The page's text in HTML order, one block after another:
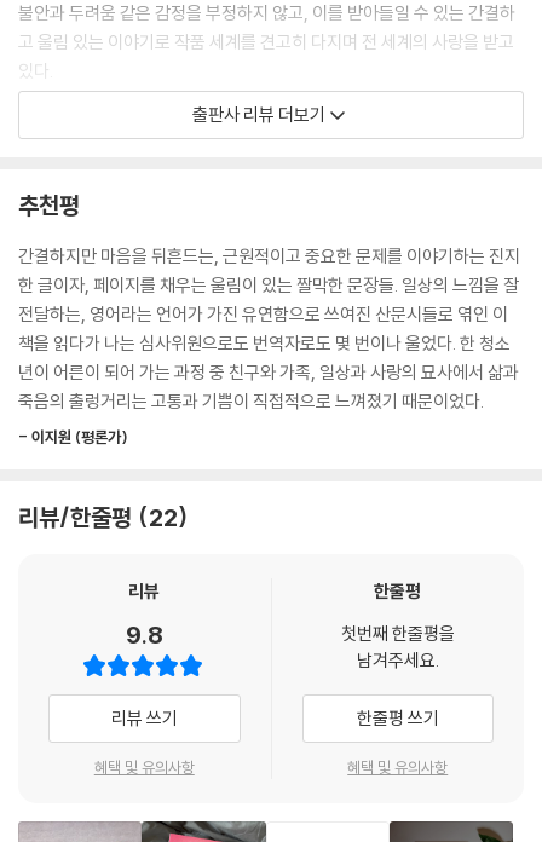
나는 마음에 들었다.
나에게 적당한 이름이라면,
내가 가져야겠지.
젠은 잘 가.
--- p.193
불안과 두려움 같은 감정을 부정하지 않고, 이를 받아들일 수 있는 간결하
고 울림 있는 이야기로 작품 세계를 견고히 다지며 전 세계의 사랑을 받고
있다.
《러브 앤 징크스》의 등장인물들 또한 각자의 공허와 상실을 가지고 있다.
던진 말이 누군가를 죽음까지 이르게 했다는 죄책감을 가지고 살아간다.
그밖에도 이 작품에는 수많은 불안정한 인물들이 등장한다. 이들은 평범하
고 평온했던 삶이 뒤흔들리는 경험을 겪고, 불안과 상실 속에서도 결국에
는 가족과 친구들의 사랑을 통해 회복한다.
《러브 앤 징크스》는 현 시대의 청소년들이 가진 내면의 두려움과 고통을
정면으로 마주할 수 있도록 한다. 이러한 간접 경험을 통해 독자는 고통을
을 얻을 수 있을 것이다.
아름답고 운율 있는 시구,
짧은 호흡으로 깊이 있는 서사를 만나다
《러브 앤 징크스》는 운문 자유시 형식으로 비교적 가볍게 접근할 수 있다.
남자 친구들의 죽음과 그에 따른 일탈을 묘사함에 있어 인물의 감정이 다
소 무겁고 우울하게 표현될 수 있기 때문에 형식상의 가벼움을 추구한 것
이 탁월하다. 젠이 일련의 사건을 겪으며 세계와 불화하고 또 화해하는 과
정, 자라나는 것과 기르는 것, 실수투성이인 어른에 대한 청소년의 이해,
스스로도 이해하지 못하는 청소년들이 자기 자신을 알아가는 과정 등 복잡
하고도 다면적인 사춘기 청소년의 감성을 섬세한 단어로 어루만지는 것이
출판사 리뷰 더보기
추천평
간결하지만 마음을 뒤흔드는, 근원적이고 중요한 문제를 이야기하는 진지
한 글이자, 페이지를 채우는 울림이 있는 짤막한 문장들. 일상의 느낌을 잘
전달하는, 영어라는 언어가 가진 유연함으로 쓰여진 산문시들로 엮인 이
책을 읽다가 나는 심사위원으로도 번역자로도 몇 번이나 울었다. 한 청소
년이 어른이 되어 가는 과정 중 친구와 가족, 일상과 사랑의 묘사에서 삶과
죽음의 출렁거리는 고통과 기쁨이 직접적으로 느껴졌기 때문이었다.
- 이지원 (평론가)
리뷰/한줄평 22
리뷰
9.8
리뷰 쓰기
혜택 및 유의사항
한줄평
첫번째 한줄평을
남겨주세요.
한줄평 쓰기
혜택 및 유의사항